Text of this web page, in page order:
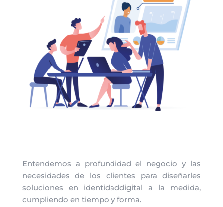
Entendemos a profundidad el negocio y las
necesidades de los clientes para diseñarles
soluciones en identidaddigital a la medida,
cumpliendo en tiempo y forma.